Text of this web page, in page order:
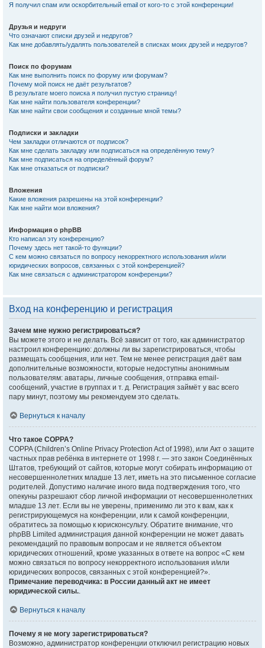
Я получил спам или оскорбительный email от кого-то с этой конференции!
Друзья и недруги
Что означают списки друзей и недругов?
Как мне добавлять/удалять пользователей в списках моих друзей и недругов?
Поиск по форумам
Как мне выполнить поиск по форуму или форумам?
Почему мой поиск не даёт результатов?
В результате моего поиска я получил пустую страницу!
Как мне найти пользователя конференции?
Как мне найти свои сообщения и созданные мной темы?
Подписки и закладки
Чем закладки отличаются от подписок?
Как мне сделать закладку или подписаться на определённую тему?
Как мне подписаться на определённый форум?
Как мне отказаться от подписки?
Вложения
Какие вложения разрешены на этой конференции?
Как мне найти мои вложения?
Информация о phpBB
Кто написал эту конференцию?
Почему здесь нет такой-то функции?
С кем можно связаться по вопросу некорректного использования и/или
юридических вопросов, связанных с этой конференцией?
Как мне связаться с администратором конференции?
Вход на конференцию и регистрация
Зачем мне нужно регистрироваться?
Вы можете этого и не делать. Всё зависит от того, как администратор
настроил конференцию: должны ли вы зарегистрироваться, чтобы
размещать сообщения, или нет. Тем не менее регистрация даёт вам
дополнительные возможности, которые недоступны анонимным
пользователям: аватары, личные сообщения, отправка email-
сообщений, участие в группах и т. д. Регистрация займёт у вас всего
пару минут, поэтому мы рекомендуем это сделать.
Вернуться к началу
Что такое COPPA?
COPPA (Children’s Online Privacy Protection Act of 1998), или Акт о защите
частных прав ребёнка в интернете от 1998 г. — это закон Соединённых
Штатов, требующий от сайтов, которые могут собирать информацию от
несовершеннолетних младше 13 лет, иметь на это письменное согласие
родителей. Допустимо наличие иного вида подтверждения того, что
опекуны разрешают сбор личной информации от несовершеннолетних
младше 13 лет. Если вы не уверены, применимо ли это к вам, как к
регистрирующемуся на конференции, или к самой конференции,
обратитесь за помощью к юрисконсульту. Обратите внимание, что
phpBB Limited администрация данной конференции не может давать
рекомендаций по правовым вопросам и не является объектом
юридических отношений, кроме указанных в ответе на вопрос «С кем
можно связаться по вопросу некорректного использования и/или
юридических вопросов, связанных с этой конференцией?».
Примечание переводчика: в России данный акт не имеет
юридической силы..
Вернуться к началу
Почему я не могу зарегистрироваться?
Возможно, администратор конференции отключил регистрацию новых